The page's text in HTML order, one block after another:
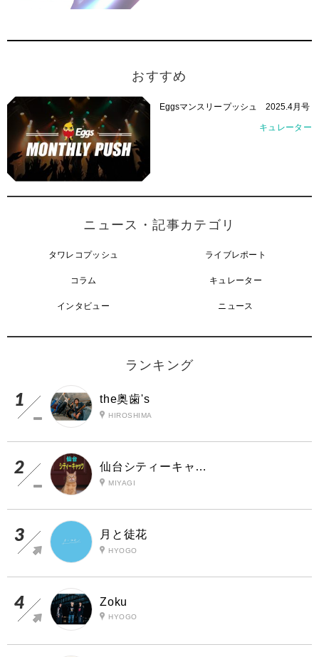
おすすめ
Eggsマンスリープッシュ 2025.4月号
キュレーター
ニュース・記事カテゴリ
タワレコプッシュ ライブレポート
コラム キュレーター
インタビュー ニュース
ランキング
the奥歯's
HIROSHIMA
仙台シティーキャッツ
MIYAGI
月と徒花
HYOGO
Zoku
HYOGO